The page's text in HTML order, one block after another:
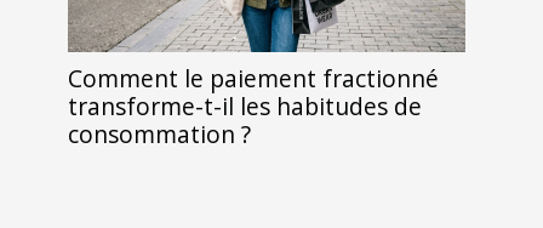
Comment le paiement fractionné
transforme-t-il les habitudes de
consommation ?